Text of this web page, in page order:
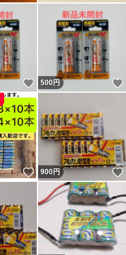
いいね！
500円
いいね！
900円